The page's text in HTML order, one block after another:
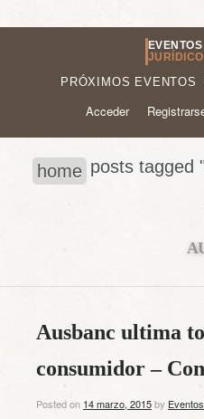
EVENTOS
PRÓXIMOS EVENTOS
Acceder
home posts tagged
Ausbanc ultima
consumidor –
Posted on 14 marzo, 2015by